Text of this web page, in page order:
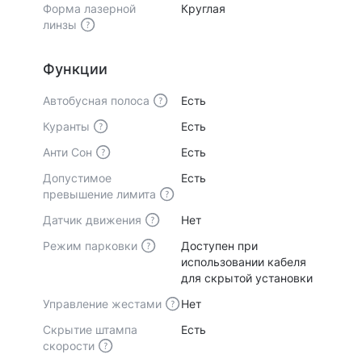
Форма лазерной
линзы
Круглая
Функции
Автобусная полоса
Есть
Куранты
Есть
Анти Сон
Есть
Допустимое
превышение лимита
Есть
Датчик движения
Нет
Режим парковки
Доступен при
использовании кабеля
для скрытой установки
Управление жестами
Нет
Скрытие штампа
скорости
Есть